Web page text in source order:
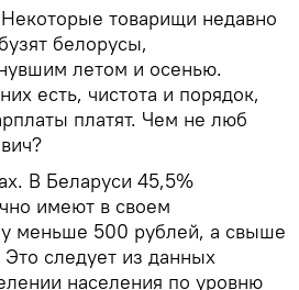
Некоторые товарищи недавно
белорусы,
летом и осенью.
есть, чистота и порядок,
платят. Чем не люб
В Беларуси 45,5%
имеют в своем
меньше 500 рублей, а свыше
следует из данных
населения по уровню